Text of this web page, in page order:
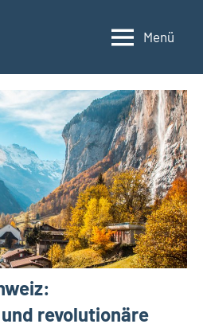
Menü
revolutionäre